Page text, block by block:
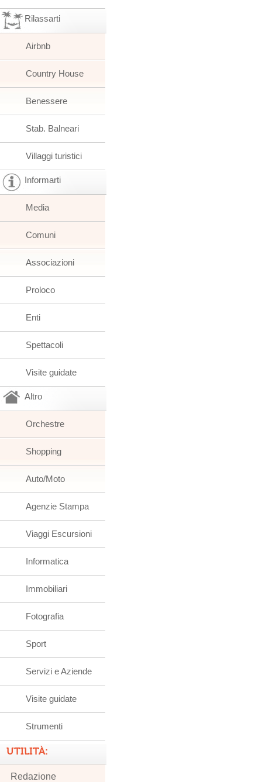
Rilassarti
Airbnb
Country House
Benessere
Stab. Balneari
Villaggi turistici
Informarti
Media
Comuni
Associazioni
Proloco
Enti
Spettacoli
Visite guidate
Altro
Orchestre
Shopping
Auto/Moto
Agenzie Stampa
Viaggi Escursioni
Informatica
Immobiliari
Fotografia
Sport
Servizi e Aziende
Visite guidate
Strumenti
UTILITÀ:
Redazione